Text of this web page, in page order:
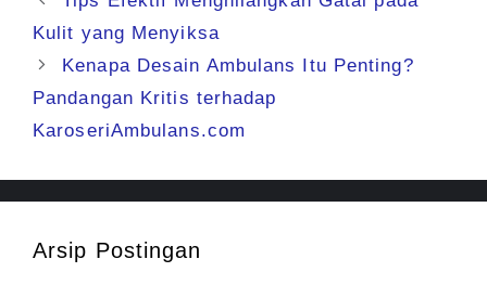
Kulit yang Menyiksa
Kenapa Desain Ambulans Itu Penting?
Pandangan Kritis terhadap
KaroseriAmbulans.com
Arsip Postingan